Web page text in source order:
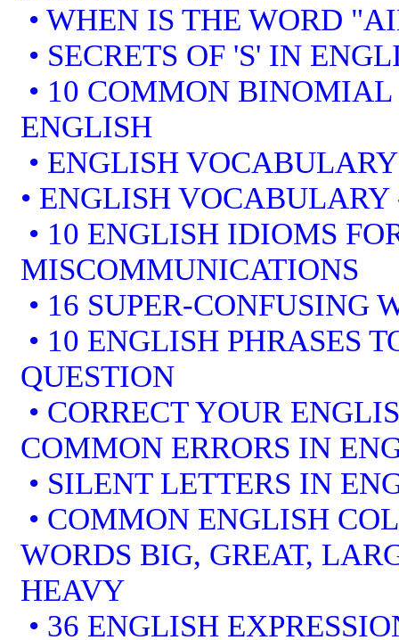
• WHEN IS THE WORD
• SECRETS OF 'S' IN
• 10 COMMON BINOMIAL
ENGLISH
• ENGLISH
• ENGLISH
• 10 ENGLISH IDIOMS
MISCOMMUNICATIONS
• 16 SUPER-CONFUSING
• 10 ENGLISH PHRASES
QUESTION
• CORRECT YOUR
COMMON ERRORS IN
• SILENT LETTERS IN
• COMMON ENGLISH
WORDS BIG, GREAT,
HEAVY
• 36 ENGLISH